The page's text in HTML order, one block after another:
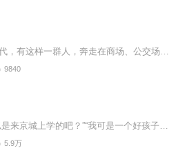
9840
5.9万